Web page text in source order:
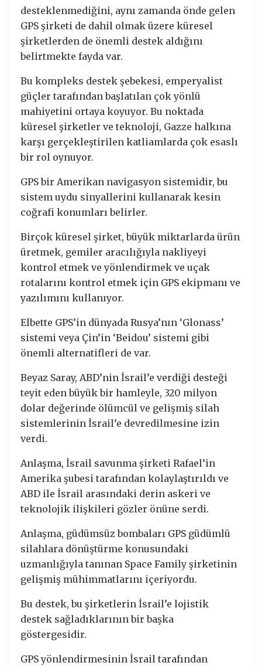
desteklenmediğini, aynı zamanda önde gelen
GPS şirketi de dahil olmak üzere küresel
şirketlerden de önemli destek aldığını
belirtmekte fayda var.
Bu kompleks destek şebekesi, emperyalist
güçler tarafından başlatılan çok yönlü
mahiyetini ortaya koyuyor. Bu noktada
küresel şirketler ve teknoloji, Gazze halkına
karşı gerçekleştirilen katliamlarda çok esaslı
bir rol oynuyor.
GPS bir Amerikan navigasyon sistemidir, bu
sistem uydu sinyallerini kullanarak kesin
coğrafi konumları belirler.
Birçok küresel şirket, büyük miktarlarda ürün
üretmek, gemiler aracılığıyla nakliyeyi
kontrol etmek ve yönlendirmek ve uçak
rotalarını kontrol etmek için GPS ekipmanı ve
yazılımını kullanıyor.
Elbette GPS’in dünyada Rusya’nın ‘Glonass’
sistemi veya Çin’in ‘Beidou’ sistemi gibi
önemli alternatifleri de var.
Beyaz Saray, ABD’nin İsrail’e verdiği desteği
teyit eden büyük bir hamleyle, 320 milyon
dolar değerinde ölümcül ve gelişmiş silah
sistemlerinin İsrail’e devredilmesine izin
verdi.
Anlaşma, İsrail savunma şirketi Rafael’in
Amerika şubesi tarafından kolaylaştırıldı ve
ABD ile İsrail arasındaki derin askeri ve
teknolojik ilişkileri gözler önüne serdi.
Anlaşma, güdümsüz bombaları GPS güdümlü
silahlara dönüştürme konusundaki
uzmanlığıyla tanınan Space Family şirketinin
gelişmiş mühimmatlarını içeriyordu.
Bu destek, bu şirketlerin İsrail’e lojistik
destek sağladıklarının bir başka
göstergesidir.
GPS yönlendirmesinin İsrail tarafından